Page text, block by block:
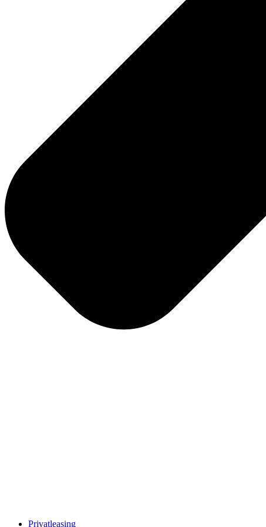
Privatleasing